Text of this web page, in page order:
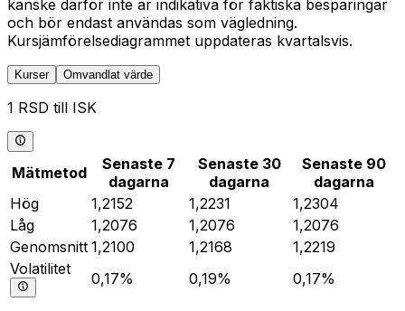
kanske därför inte är indikativa för faktiska besparingar
och bör endast användas som vägledning.
Kursjämförelsediagrammet uppdateras kvartalsvis.
Kurser Omvandlat värde
1 RSD till ISK
Mätmetod
Senaste 7
dagarna
Senaste 30
dagarna
Senaste 90
dagarna
Hög
1,2152 1,2231
1,2304
Låg
1,2076 1,2076
1,2076
Genomsnitt 1,2100 1,2168
1,2219
Volatilitet
0,17% 0,19% 0,17%